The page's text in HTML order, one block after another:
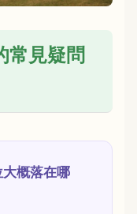
常見疑問
概落在哪